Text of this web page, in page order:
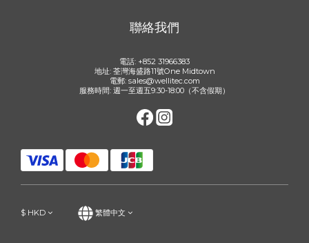
聯絡我們
電話: +852 31966383
地址: 荃灣海盛路11號One Midtown
電郵: sales@wellitec.com
服務時間: 週一至週五9:30-18:00（不含假期）
$ HKD 繁體中文